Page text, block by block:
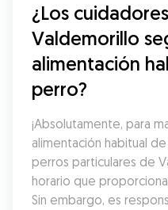
¿Los
Valdemorillo
alimentación
perro?
¡Absolutamente, para
alimentación habitual
perros particulares de
horario que
Sin embargo, es